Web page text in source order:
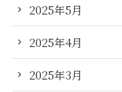
2025年5月
2025年4月
2025年3月